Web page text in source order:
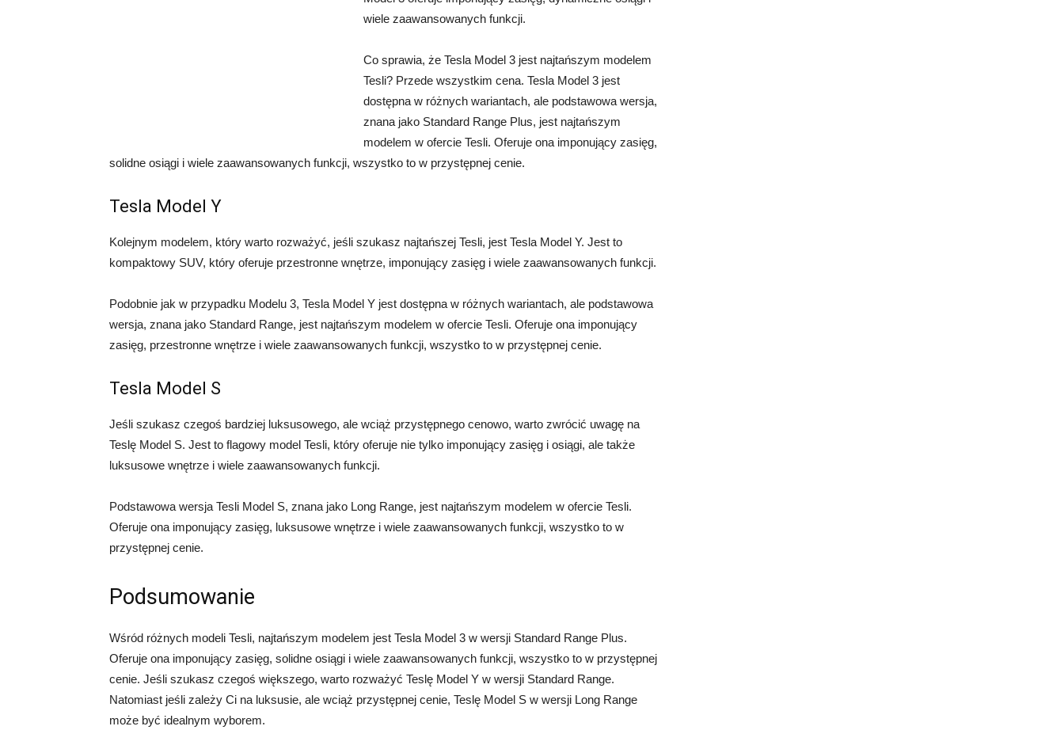
wiele zaawansowanych funkcji.
Co sprawia, że Tesla Model 3 jest najtańszym modelem
Tesli? Przede wszystkim cena. Tesla Model 3 jest
dostępna w różnych wariantach, ale podstawowa wersja,
znana jako Standard Range Plus, jest najtańszym
modelem w ofercie Tesli. Oferuje ona imponujący zasięg,
solidne osiągi i wiele zaawansowanych funkcji, wszystko to w przystępnej cenie.
Tesla Model Y
Kolejnym modelem, który warto rozważyć, jeśli szukasz najtańszej Tesli, jest Tesla Model Y. Jest to
kompaktowy SUV, który oferuje przestronne wnętrze, imponujący zasięg i wiele zaawansowanych funkcji.
Podobnie jak w przypadku Modelu 3, Tesla Model Y jest dostępna w różnych wariantach, ale podstawowa
wersja, znana jako Standard Range, jest najtańszym modelem w ofercie Tesli. Oferuje ona imponujący
zasięg, przestronne wnętrze i wiele zaawansowanych funkcji, wszystko to w przystępnej cenie.
Tesla Model S
Jeśli szukasz czegoś bardziej luksusowego, ale wciąż przystępnego cenowo, warto zwrócić uwagę na
Teslę Model S. Jest to flagowy model Tesli, który oferuje nie tylko imponujący zasięg i osiągi, ale także
luksusowe wnętrze i wiele zaawansowanych funkcji.
Podstawowa wersja Tesli Model S, znana jako Long Range, jest najtańszym modelem w ofercie Tesli.
Oferuje ona imponujący zasięg, luksusowe wnętrze i wiele zaawansowanych funkcji, wszystko to w
przystępnej cenie.
Podsumowanie
Wśród różnych modeli Tesli, najtańszym modelem jest Tesla Model 3 w wersji Standard Range Plus.
Oferuje ona imponujący zasięg, solidne osiągi i wiele zaawansowanych funkcji, wszystko to w przystępnej
cenie. Jeśli szukasz czegoś większego, warto rozważyć Teslę Model Y w wersji Standard Range.
Natomiast jeśli zależy Ci na luksusie, ale wciąż przystępnej cenie, Teslę Model S w wersji Long Range
może być idealnym wyborem.